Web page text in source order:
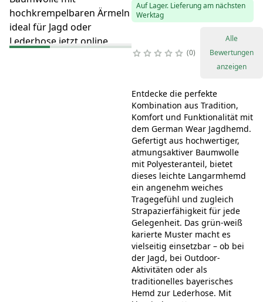
Auf Lager. Lieferung am nächsten
Werktag
0
Alle
Bewertungen
anzeigen
Entdecke die perfekte
Kombination aus Tradition,
Komfort und Funktionalität mit
dem German Wear Jagdhemd.
Gefertigt aus hochwertiger,
atmungsaktiver Baumwolle
mit Polyesteranteil, bietet
dieses leichte Langarmhemd
ein angenehm weiches
Tragegefühl und zugleich
Strapazierfähigkeit für jede
Gelegenheit. Das grün-weiß
karierte Muster macht es
vielseitig einsetzbar – ob bei
der Jagd, bei Outdoor-
Aktivitäten oder als
traditionelles bayerisches
Hemd zur Lederhose. Mit